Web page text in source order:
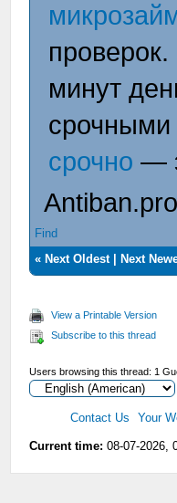
минут
срочно —
Find
« Next Oldest| Next
View a Printable Version
Subscribe to this thread
Users browsing this thread: 1
Contact Us Your
Current time: 08-07-2026,